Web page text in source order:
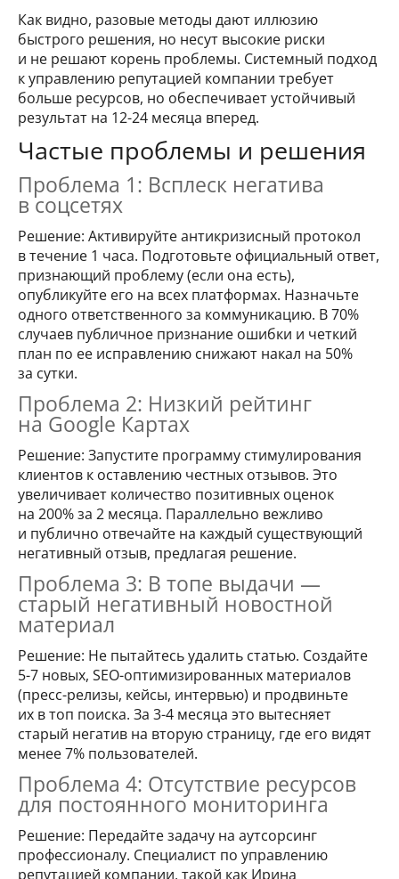
Как видно, разовые методы дают иллюзию
быстрого решения, но несут высокие риски
и не решают корень проблемы. Системный подход
к управлению репутацией компании требует
больше ресурсов, но обеспечивает устойчивый
результат на 12-24 месяца вперед.
Частые проблемы и решения
Проблема 1: Всплеск негатива
в соцсетях
Решение: Активируйте антикризисный протокол
в течение 1 часа. Подготовьте официальный ответ,
признающий проблему (если она есть),
опубликуйте его на всех платформах. Назначьте
одного ответственного за коммуникацию. В 70%
случаев публичное признание ошибки и четкий
план по ее исправлению снижают накал на 50%
за сутки.
Проблема 2: Низкий рейтинг
на Google Картах
Решение: Запустите программу стимулирования
клиентов к оставлению честных отзывов. Это
увеличивает количество позитивных оценок
на 200% за 2 месяца. Параллельно вежливо
и публично отвечайте на каждый существующий
негативный отзыв, предлагая решение.
Проблема 3: В топе выдачи —
старый негативный новостной
материал
Решение: Не пытайтесь удалить статью. Создайте
5-7 новых, SEO-оптимизированных материалов
(пресс-релизы, кейсы, интервью) и продвиньте
их в топ поиска. За 3-4 месяца это вытесняет
старый негатив на вторую страницу, где его видят
менее 7% пользователей.
Проблема 4: Отсутствие ресурсов
для постоянного мониторинга
Решение: Передайте задачу на аутсорсинг
профессионалу. Специалист по управлению
репутацией компании, такой как Ирина